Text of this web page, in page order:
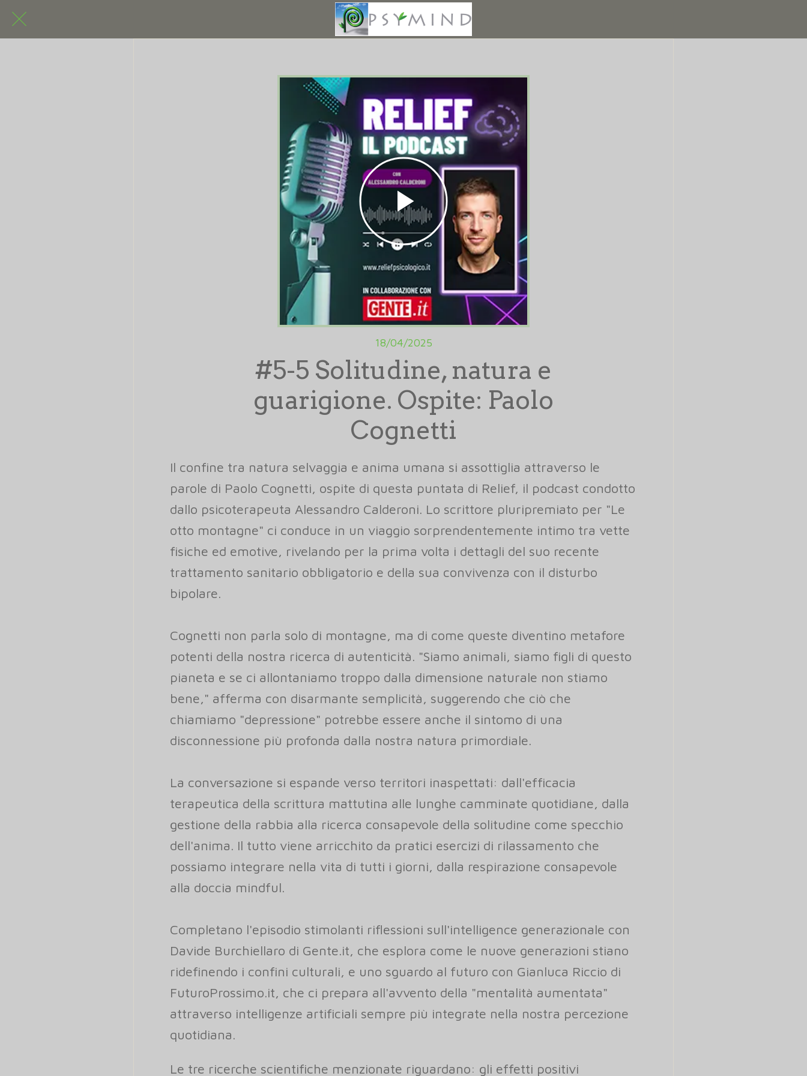
18/04/2025
#5-5 Solitudine, natura e
guarigione. Ospite: Paolo
Cognetti
Il confine tra natura selvaggia e anima umana si assottiglia attraverso le
parole di Paolo Cognetti, ospite di questa puntata di Relief, il podcast condotto
dallo psicoterapeuta Alessandro Calderoni. Lo scrittore pluripremiato per "Le
otto montagne" ci conduce in un viaggio sorprendentemente intimo tra vette
fisiche ed emotive, rivelando per la prima volta i dettagli del suo recente
trattamento sanitario obbligatorio e della sua convivenza con il disturbo
bipolare.
Cognetti non parla solo di montagne, ma di come queste diventino metafore
potenti della nostra ricerca di autenticità. "Siamo animali, siamo figli di questo
pianeta e se ci allontaniamo troppo dalla dimensione naturale non stiamo
bene," afferma con disarmante semplicità, suggerendo che ciò che
chiamiamo "depressione" potrebbe essere anche il sintomo di una
disconnessione più profonda dalla nostra natura primordiale.
La conversazione si espande verso territori inaspettati: dall'efficacia
terapeutica della scrittura mattutina alle lunghe camminate quotidiane, dalla
gestione della rabbia alla ricerca consapevole della solitudine come specchio
dell'anima. Il tutto viene arricchito da pratici esercizi di rilassamento che
possiamo integrare nella vita di tutti i giorni, dalla respirazione consapevole
alla doccia mindful.
Completano l'episodio stimolanti riflessioni sull'intelligence generazionale con
Davide Burchiellaro di Gente.it, che esplora come le nuove generazioni stiano
ridefinendo i confini culturali, e uno sguardo al futuro con Gianluca Riccio di
FuturoProssimo.it, che ci prepara all'avvento della "mentalità aumentata"
attraverso intelligenze artificiali sempre più integrate nella nostra percezione
quotidiana.
Le tre ricerche scientifiche menzionate riguardano: gli effetti positivi